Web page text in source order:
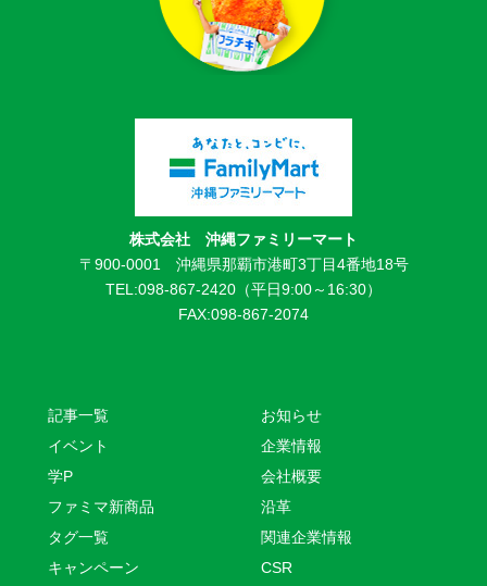
株式会社 沖縄ファミリーマート
〒900-0001 沖縄県那覇市港町3丁目4番地18号
TEL:098-867-2420（平日9:00～16:30）
FAX:098-867-2074
記事一覧
イベント
学P
ファミマ新商品
タグ一覧
キャンペーン
お知らせ
企業情報
会社概要
沿革
関連企業情報
CSR